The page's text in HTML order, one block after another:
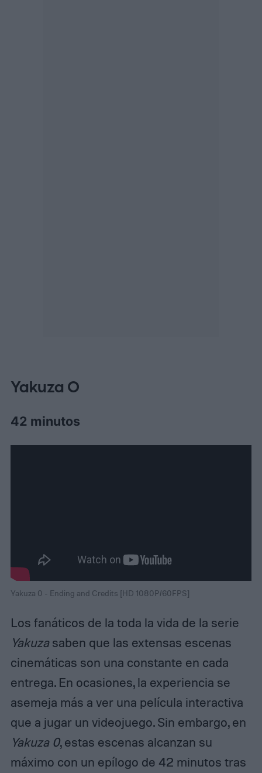
Yakuza 0
42 minutos
Yakuza 0 - Ending and Credits [HD 1080P/60FPS]
Los fanáticos de la toda la vida de la serie
Yakuzasaben que las extensas escenas
cinemáticas son una constante en cada
entrega. En ocasiones, la experiencia se
asemeja más a ver una película interactiva
que a jugar un videojuego. Sin embargo, en
Yakuza 0, estas escenas alcanzan su
máximo con un epílogo de 42 minutos tras